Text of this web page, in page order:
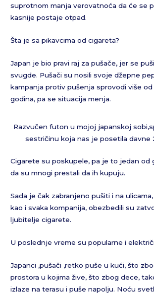
suprotnom manja verovatnoća da će se
kasnije postaje otpad.
Šta je sa pikavcima od cigareta?
Japan je bio pravi raj za pušače, jer se
svugde. Pušači su nosili svoje džepne
kampanja protiv pušenja sprovodi više
godina, pa se situacija menja.
Razvučen futon u mojoj japanskoj
sestričinu koja nas je posetila davne
Cigarete su poskupele, pa je to jedan od
da su mnogi prestali da ih kupuju.
Sada je čak zabranjeno pušiti i na
kao i svaka kompanija, obezbedili su
ljubitelje cigarete.
U poslednje vreme su popularne i
Japanci ,pušači ,retko puše u kući, što
prostora u kojima žive, što zbog dece,
izlaze na terasu i puše napolju. Noću